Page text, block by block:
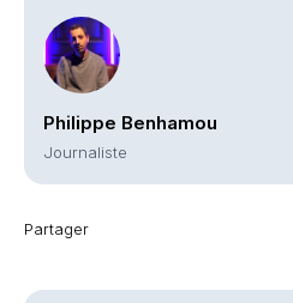
Philippe Benhamou
Journaliste
Partager